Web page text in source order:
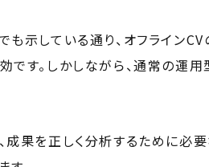
も示している通り、オフライン
です。しかしながら、通常の運
成果を正しく分析するために必